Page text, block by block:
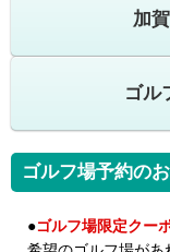
加
ゴル
ゴルフ場予約の
●ゴルフ場限定クー